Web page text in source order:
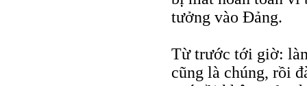
tưởng vào Đảng.
Từ trước tới giờ:
cũng là chúng, rồi